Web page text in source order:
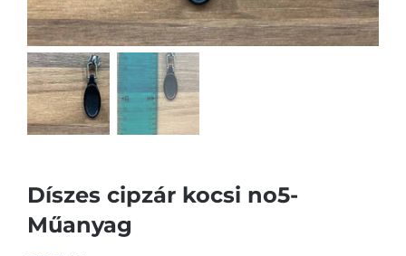
Díszes cipzár kocsi no5-
Műanyag